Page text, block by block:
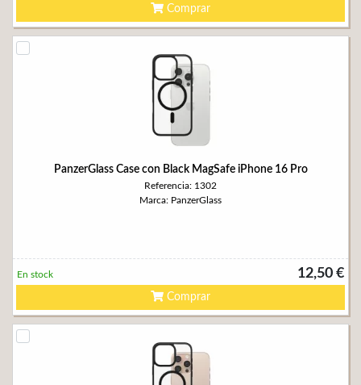
Comprar
PanzerGlass Case con Black MagSafe iPhone 16 Pro
Referencia: 1302
Marca: PanzerGlass
12,50 €
En stock
Comprar